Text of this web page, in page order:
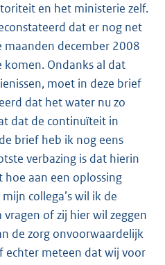
en het ministerie zelf.
dat er nog net
maanden december 2008
Ondanks al dat
moet in deze brief
dat het water nu zo
dat de continuïteit in
brief heb ik nog eens
verbazing is dat hierin
aan een oplossing
collega’s wil ik de
of zij hier wil zeggen
de zorg onvoorwaardelijk
echter meteen dat wij voor